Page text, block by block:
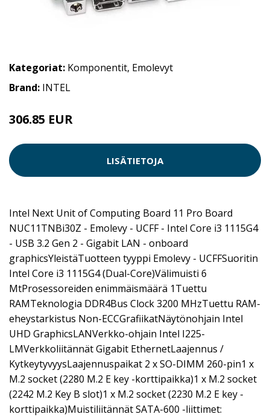
Kategoriat: Komponentit, Emolevyt
Brand: INTEL
306.85 EUR
LISÄTIETOJA
Intel Next Unit of Computing Board 11 Pro Board
NUC11TNBi30Z - Emolevy - UCFF - Intel Core i3 1115G4
- USB 3.2 Gen 2 - Gigabit LAN - onboard
graphicsYleistäTuotteen tyyppi Emolevy - UCFFSuoritin
Intel Core i3 1115G4 (Dual-Core)Välimuisti 6
MtProsessoreiden enimmäismäärä 1Tuettu
RAMTeknologia DDR4Bus Clock 3200 MHzTuettu RAM-
eheystarkistus Non-ECCGrafiikatNäytönohjain Intel
UHD GraphicsLANVerkko-ohjain Intel I225-
LMVerkkoliitännät Gigabit EthernetLaajennus /
KytkeytyvyysLaajennuspaikat 2 x SO-DIMM 260-pin1 x
M.2 socket (2280 M.2 E key -korttipaikka)1 x M.2 socket
(2242 M.2 Key B slot)1 x M.2 socket (2230 M.2 E key -
korttipaikka)Muistiliitännät SATA-600 -liittimet: